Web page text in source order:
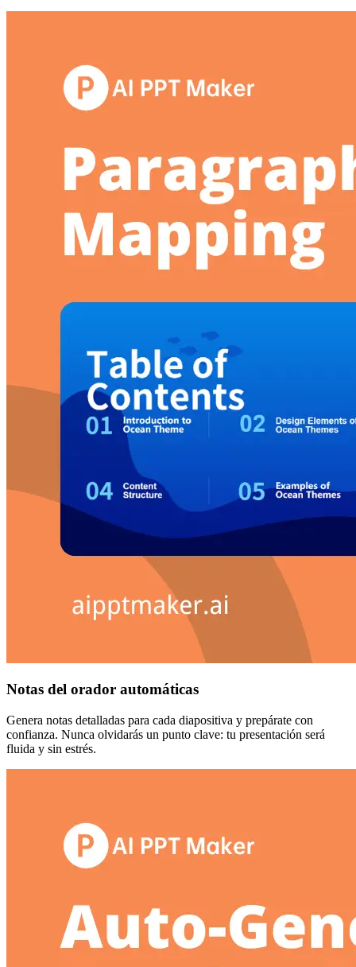
Notas del orador automáticas
Genera notas detalladas para cada diapositiva y prepárate con
confianza. Nunca olvidarás un punto clave: tu presentación será
fluida y sin estrés.